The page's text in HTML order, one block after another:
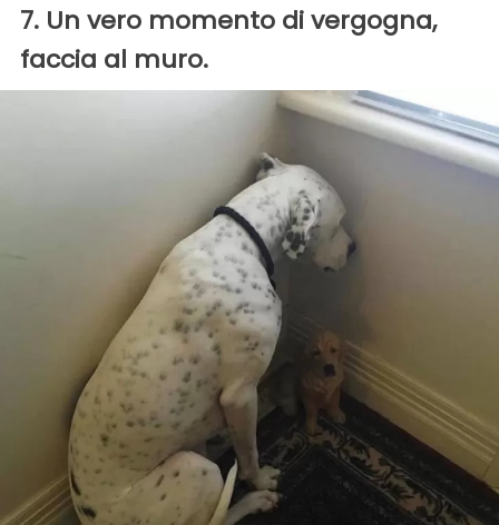
7. Un vero momento di vergogna,
faccia al muro.